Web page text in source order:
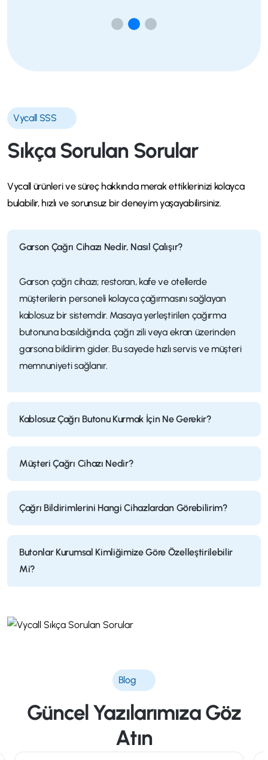
Vycall SSS
Sıkça Sorulan Sorular
Vycall ürünleri ve süreç hakkında merak ettiklerinizi kolayca
bulabilir, hızlı ve sorunsuz bir deneyim yaşayabilirsiniz.
Garson Çağrı Cihazı Nedir, Nasıl Çalışır?
Garson çağrı cihazı; restoran, kafe ve otellerde
müşterilerin personeli kolayca çağırmasını sağlayan
kablosuz bir sistemdir. Masaya yerleştirilen çağırma
butonuna basıldığında, çağrı zili veya ekran üzerinden
garsona bildirim gider. Bu sayede hızlı servis ve müşteri
memnuniyeti sağlanır.
Kablosuz Çağrı Butonu Kurmak İçin Ne Gerekir?
Müşteri Çağrı Cihazı Nedir?
Çağrı Bildirimlerini Hangi Cihazlardan Görebilirim?
Butonlar Kurumsal Kimliğimize Göre Özelleştirilebilir
Mi?
Blog
Güncel Yazılarımıza Göz
Atın